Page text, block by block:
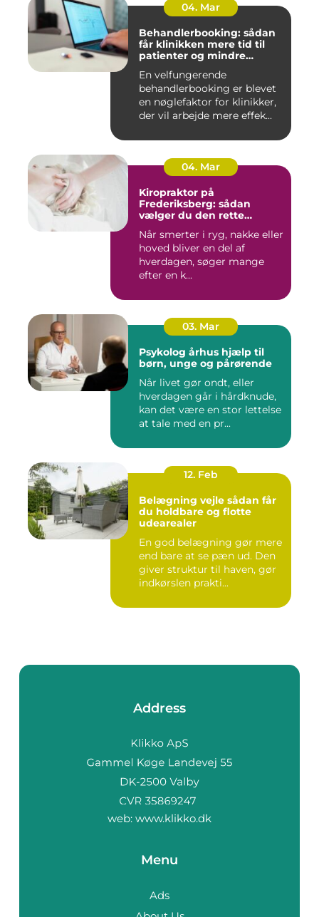
04. Mar
Behandlerbooking: sådan
får klinikken mere tid til
patienter og mindre
En velfungerende
behandlerbooking er blevet
en nøglefaktor for klinikker,
der vil arbejde mere effek...
04. Mar
Kiropraktor på
Frederiksberg: sådan
vælger du den rette
Når smerter i ryg, nakke eller
hoved bliver en del af
hverdagen, søger mange
efter en k...
03. Mar
Psykolog århus hjælp til
børn, unge og pårørende
Når livet gør ondt, eller
hverdagen går i hårdknude,
kan det være en stor lettelse
at tale med en pr...
12. Feb
Belægning vejle sådan får
du holdbare og flotte
udearealer
En god belægning gør mere
end bare at se pæn ud. Den
giver struktur til haven, gør
indkørslen prakti...
Address
web: www.klikko.dk
Menu
Ads